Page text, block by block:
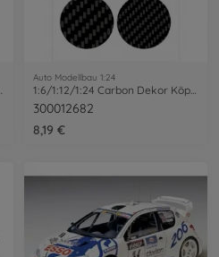
Auto Modellbau 1:24
300012682
8,19 €